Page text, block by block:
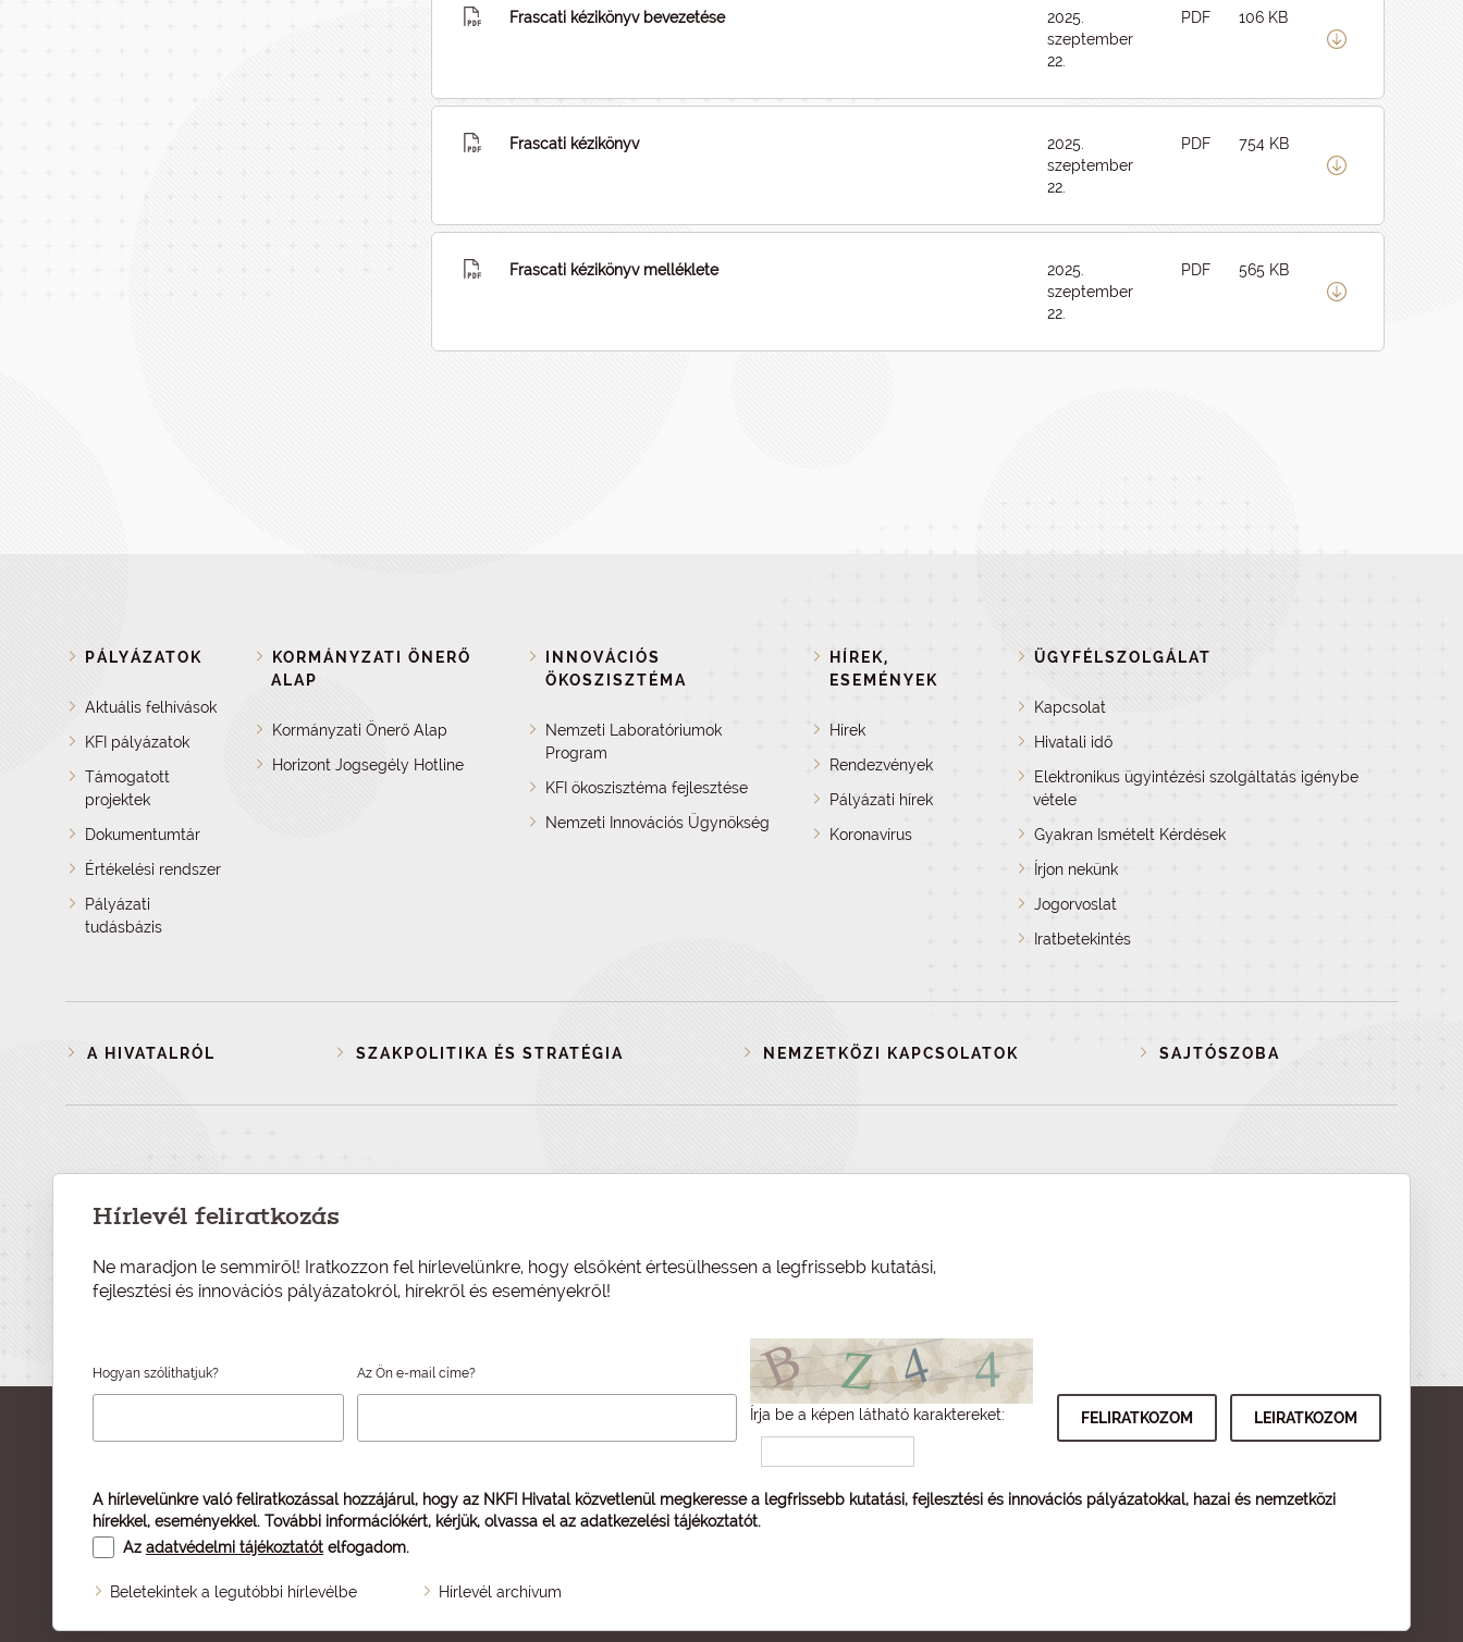
Frascati kézikönyv bevezetése
2025.
szeptember
22.
PDF 106 KB
Frascati kézikönyv
2025.
szeptember
22.
PDF 754 KB
Frascati kézikönyv melléklete
2025.
szeptember
22.
PDF 565 KB
PÁLYÁZATOK
Aktuális felhívások
KFI pályázatok
Támogatott
projektek
Dokumentumtár
Értékelési rendszer
Pályázati
tudásbázis
KORMÁNYZATI ÖNERŐ
ALAP
Kormányzati Önerő Alap
Horizont Jogsegély Hotline
INNOVÁCIÓS
ÖKOSZISZTÉMA
Nemzeti Laboratóriumok
Program
KFI ökoszisztéma fejlesztése
Nemzeti Innovációs Ügynökség
HÍREK,
ESEMÉNYEK
Hírek
Rendezvények
Pályázati hírek
Koronavírus
ÜGYFÉLSZOLGÁLAT
Kapcsolat
Hivatali idő
Elektronikus ügyintézési szolgáltatás igénybe
vétele
Gyakran Ismételt Kérdések
Írjon nekünk
Jogorvoslat
Iratbetekintés
A HIVATALRÓL SZAKPOLITIKA ÉS STRATÉGIA NEMZETKÖZI KAPCSOLATOK SAJTÓSZOBA
Hírlevél feliratkozás
Ne maradjon le semmiről! Iratkozzon fel hírlevelünkre, hogy elsőként értesülhessen a legfrissebb kutatási,
fejlesztési és innovációs pályázatokról, hírekről és eseményekről!
Hogyan szólíthatjuk? Az Ön e-mail címe?
Írja be a képen látható karaktereket:
A hírlevelünkre való feliratkozással hozzájárul, hogy az NKFI Hivatal közvetlenül megkeresse a legfrissebb kutatási, fejlesztési és innovációs pályázatokkal, hazai és nemzetközi
hírekkel, eseményekkel. További információkért, kérjük, olvassa el az adatkezelési tájékoztatót.
Az adatvédelmi tájékoztatót elfogadom.
Beletekintek a legutóbbi hírlevélbe Hírlevél archívum